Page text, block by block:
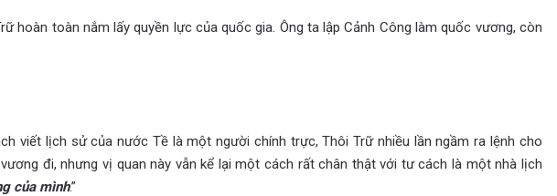
toàn nắm lấy quyền lực của quốc gia. Ông ta lập Cảnh Công làm quốc vương, còn
lịch sử của nước Tề là một người chính trực, Thôi Trữ nhiều lần ngầm ra lệnh cho
đi, nhưng vị quan này vẫn kể lại một cách rất chân thật với tư cách là một nhà lịch
của mình.”